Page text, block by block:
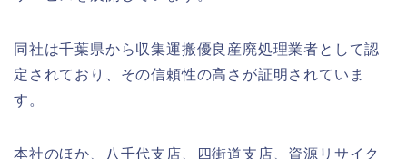
同社は千葉県から収集運搬優良産廃処理業者として認
定されており、その信頼性の高さが証明されていま
す。
本社のほか、八千代支店、四街道支店、資源リサイク